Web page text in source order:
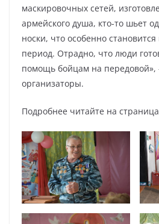
маскировочных сетей,
армейского душа, кто-то шьет
носки, что особенно
период. Отрадно, что люди
помощь бойцам на
организаторы.
Подробнее читайте на